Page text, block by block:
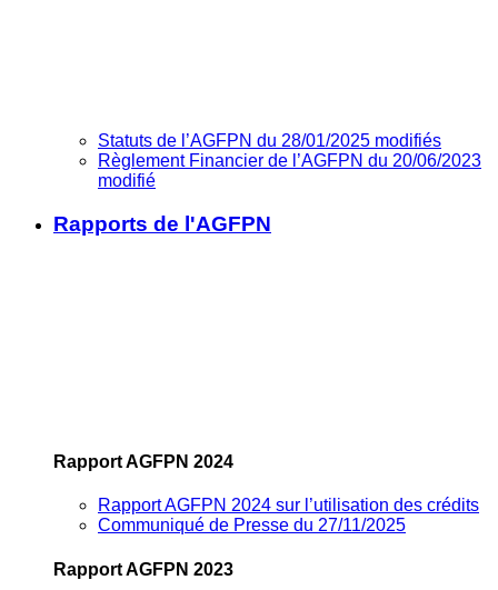
Statuts de l’AGFPN du 28/01/2025 modifiés
Règlement Financier de l’AGFPN du 20/06/2023
modifié
Rapports de l'AGFPN
Rapport AGFPN 2024
Rapport AGFPN 2024 sur l’utilisation des crédits
Communiqué de Presse du 27/11/2025
Rapport AGFPN 2023